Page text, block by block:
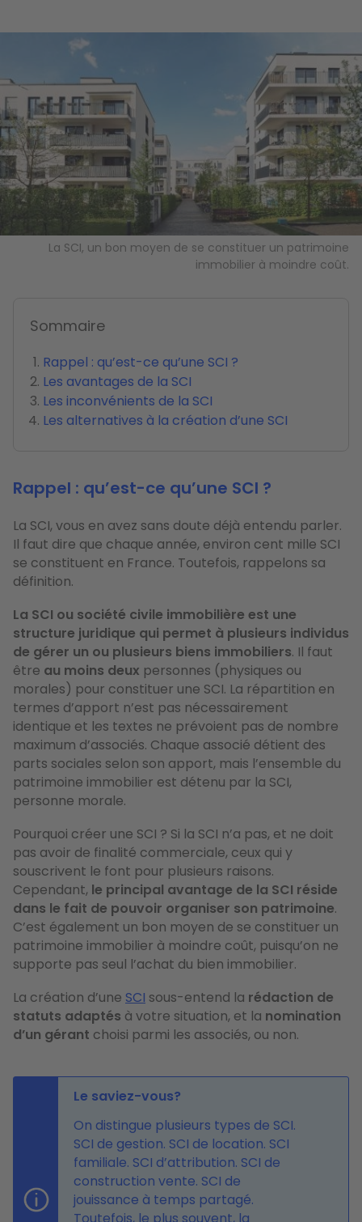
La SCI, un bon moyen de se constituer un patrimoine
immobilier à moindre coût.
Sommaire
Rappel : qu’est-ce qu’une SCI ?
Les avantages de la SCI
Les inconvénients de la SCI
Les alternatives à la création d’une SCI
Rappel : qu’est-ce qu’une SCI ?
La SCI, vous en avez sans doute déjà entendu parler.
Il faut dire que chaque année, environ cent mille SCI
se constituent en France. Toutefois, rappelons sa
définition.
La SCI ou société civile immobilière est une
structure juridique qui permet à plusieurs individus
de gérer un ou plusieurs biens immobiliers. Il faut
être au moins deux personnes (physiques ou
morales) pour constituer une SCI. La répartition en
termes d’apport n’est pas nécessairement
identique et les textes ne prévoient pas de nombre
maximum d’associés. Chaque associé détient des
parts sociales selon son apport, mais l’ensemble du
patrimoine immobilier est détenu par la SCI,
personne morale.
Pourquoi créer une SCI ? Si la SCI n’a pas, et ne doit
pas avoir de finalité commerciale, ceux qui y
souscrivent le font pour plusieurs raisons.
Cependant, le principal avantage de la SCI réside
dans le fait de pouvoir organiser son patrimoine.
C’est également un bon moyen de se constituer un
patrimoine immobilier à moindre coût, puisqu’on ne
supporte pas seul l’achat du bien immobilier.
La création d’une SCI sous-entend la rédaction de
statuts adaptés à votre situation, et la nomination
d’un gérant choisi parmi les associés, ou non.
Le saviez-vous?
On distingue plusieurs types de SCI.
SCI de gestion. SCI de location. SCI
familiale. SCI d’attribution. SCI de
construction vente. SCI de
jouissance à temps partagé.
Toutefois, le plus souvent, la